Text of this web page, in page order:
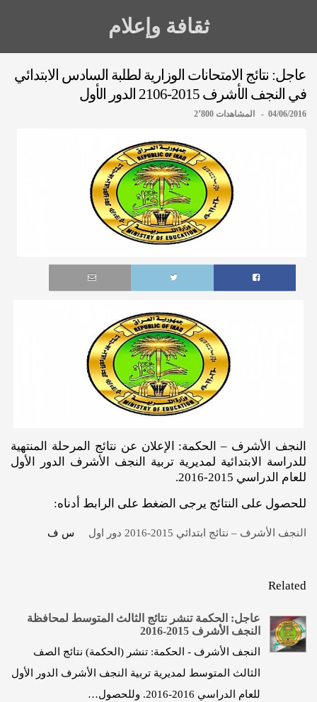
ثقافة وإعلام
عاجل: نتائج الامتحانات الوزارية لطلبة السادس الابتدائي
في النجف الأشرف 2015-2106 الدور الأول
04/06/2016 - المشاهدات 2٬800
النجف الأشرف – الحكمة: الإعلان عن نتائج المرحلة المنتهية
للدراسة الابتدائية لمديرية تربية النجف الأشرف الدور الأول
للعام الدراسي 2015-2016.
للحصول على النتائج يرجى الضغط على الرابط أدناه:
النجف الأشرف – نتائج ابتدائي 2015-2016 دور اول س ف
Related
عاجل: الحكمة تنشر نتائج الثالث المتوسط لمحافظة
النجف الأشرف 2015-2016
النجف الأشرف - الحكمة: تنشر (الحكمة) نتائج الصف
الثالث المتوسط لمديرية تربية النجف الأشرف الدور الأول
للعام الدراسي 2016-2016. وللحصول…